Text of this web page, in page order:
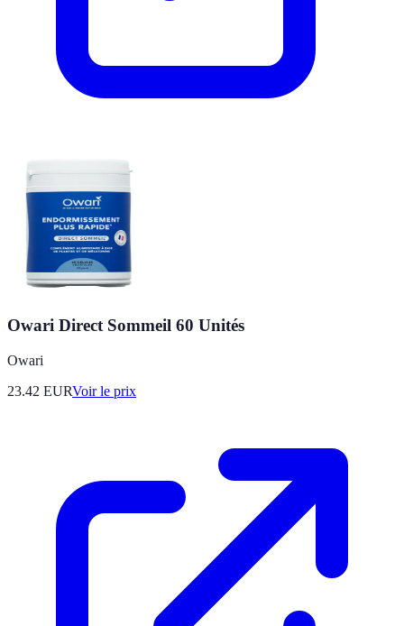
Owari Direct Sommeil 60 Unités
Owari
23.42 EURVoir le prix